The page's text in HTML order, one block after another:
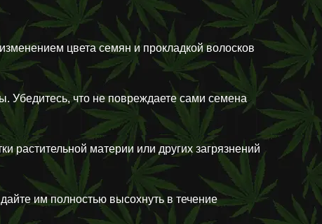
цвета семян и прокладкой волосков
Убедитесь, что не повреждаете сами семена
растительной материи или других загрязнений
им полностью высохнуть в течение